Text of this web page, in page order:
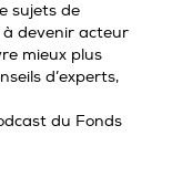
sujets de
devenir acteur
mieux plus
d’experts,
du Fonds